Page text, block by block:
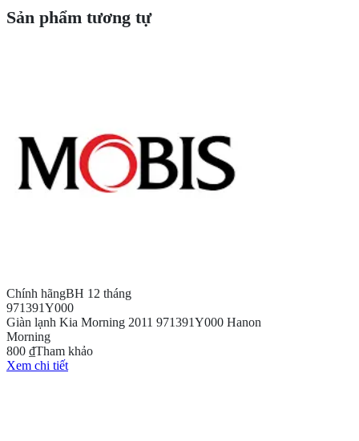
Sản phẩm tương tự
Chính hãngBH 12 tháng
971391Y000
Giàn lạnh Kia Morning 2011 971391Y000 Hanon
Morning
800 ₫Tham khảo
Xem chi tiết